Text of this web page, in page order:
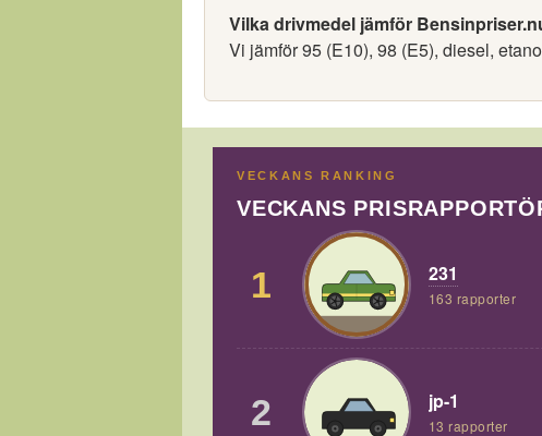
Vilka drivmedel jämför
Vi jämför 95 (E10), 98 (E5), diesel,
VECKANS RANKING
VECKANS
1 231
163 rapporter
2 jp-1
13 rapporter